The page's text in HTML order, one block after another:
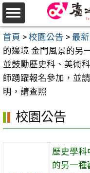
跳
至
主
要
內
容
區
首頁 > 校園公告 > 最
的邊境 金門風景的另
並鼓勵歷史科、美術
師踴躍報名參加，並
明，請查照
校園公告
歷史學科
的另一種
選
單